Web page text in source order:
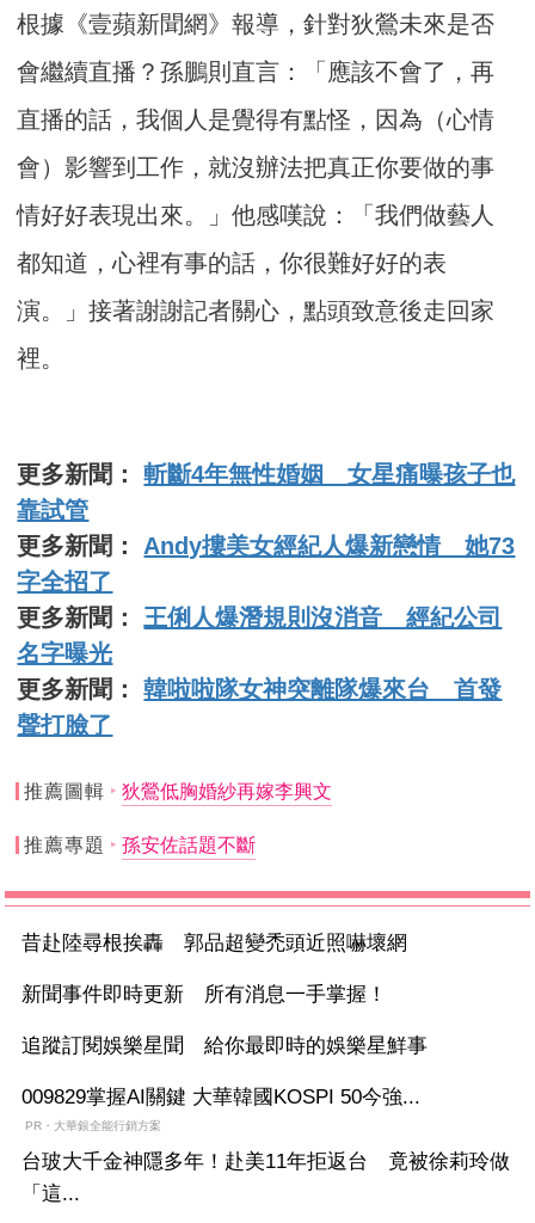
根據《壹蘋新聞網》報導，針對狄鶯未來是否
會繼續直播？孫鵬則直言：「應該不會了，再
直播的話，我個人是覺得有點怪，因為（心情
會）影響到工作，就沒辦法把真正你要做的事
情好好表現出來。」他感嘆說：「我們做藝人
都知道，心裡有事的話，你很難好好的表
演。」接著謝謝記者關心，點頭致意後走回家
裡。
更多新聞：斬斷4年無性婚姻 女星痛曝孩子也
靠試管
更多新聞： Andy摟美女經紀人爆新戀情 她73
字全招了
更多新聞： 王俐人爆潛規則沒消音 經紀公司
名字曝光
更多新聞：韓啦啦隊女神突離隊爆來台 首發
聲打臉了
推薦圖輯 狄鶯低胸婚紗再嫁李興文
推薦專題 孫安佐話題不斷
昔赴陸尋根挨轟 郭品超變禿頭近照嚇壞網
新聞事件即時更新 所有消息一手掌握！
追蹤訂閱娛樂星聞 給你最即時的娛樂星鮮事
009829掌握AI關鍵 大華韓國KOSPI 50今強...
PR・大華銀全能行銷方案
台玻大千金神隱多年！赴美11年拒返台 竟被徐莉玲做
「這...